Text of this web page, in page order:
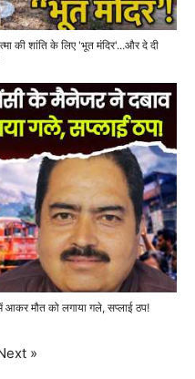
की शांति के लिए 'भूत मंदिर'...और दे दी
आकर मौत को लगाया गले, सप्लाई ठप!
»